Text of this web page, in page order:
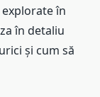
în
în detaliu
și cum să